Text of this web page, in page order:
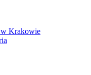
w Krakowie